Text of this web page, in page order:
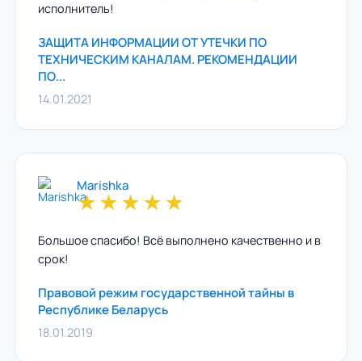
исполнитель!
ЗАЩИТА ИНФОРМАЦИИ ОТ УТЕЧКИ ПО
ТЕХНИЧЕСКИМ КАНАЛАМ. РЕКОМЕНДАЦИИ
ПО...
14.01.2021
Marishka
★★★★★
Большое спасибо! Всё выполнено качественно и в
срок!
Правовой режим государственной тайны в
Республике Беларусь
18.01.2019